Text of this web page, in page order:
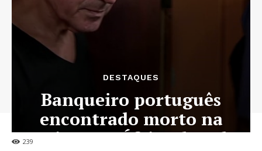
239
DESTAQUES
Banqueiro português
encontrado morto na
prisão na África do sul